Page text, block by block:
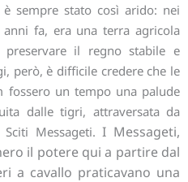
è sempre stato così arido: nei
fa, era una terra agricola
il regno stabile e
però, è difficile credere che le
fossero un tempo una palude
dalle tigri, attraversata da
Messageti. I Messageti,
il potere qui a partire dal
a cavallo praticavano una